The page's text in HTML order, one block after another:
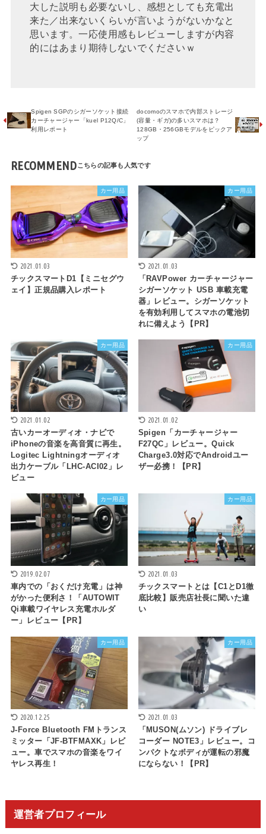
大した説明も必要ないし、感想としても充電出
来た／出来ないくらいが言いようがないかなと
思います。一応使用感もレビューしますが内容
的にはあまり期待しないでくださいｗ
Spigen SGPのシガーソケット接続
カーチャージャー「kuel P12Q/C」
利用レポート
docomoのスマホで内部ストレージ
(容量・ギガ)の多いスマホは？
128GB・256GBモデルをピックア
ップ
RECOMMEND
カー用品
2021.01.03
チックスマートD1【ミニセグウ
ェイ】正規品購入レポート
カー用品
2021.01.03
「RAVPower カーチャージャー
シガーソケット USB 車載充電
器」レビュー。シガーソケット
を有効利用してスマホの電池切
れに備えよう【PR】
カー用品
2021.01.02
古いカーオーディオ・ナビで
iPhoneの音楽を高音質に再生。
Logitec Lightningオーディオ
出力ケーブル「LHC-ACI02」レ
ビュー
カー用品
2021.01.02
Spigen「カーチャージャー
F27QC」レビュー。Quick
Charge3.0対応でAndroidユー
ザー必携！【PR】
カー用品
2019.02.07
車内での「おくだけ充電」は神
がかった便利さ！「AUTOWIT
Qi車載ワイヤレス充電ホルダ
ー」レビュー【PR】
カー用品
2021.01.03
チックスマートとは【C1とD1徹
底比較】販売店社長に聞いた違
い
カー用品
2020.12.25
J-Force Bluetooth FMトランス
ミッター「JF-BTFMAXK」レビ
ュー。車でスマホの音楽をワイ
ヤレス再生！
カー用品
2021.01.03
「MUSON(ムソン) ドライブレ
コーダー NOTE3」レビュー。コ
ンパクトなボディが運転の邪魔
にならない！【PR】
運営者プロフィール